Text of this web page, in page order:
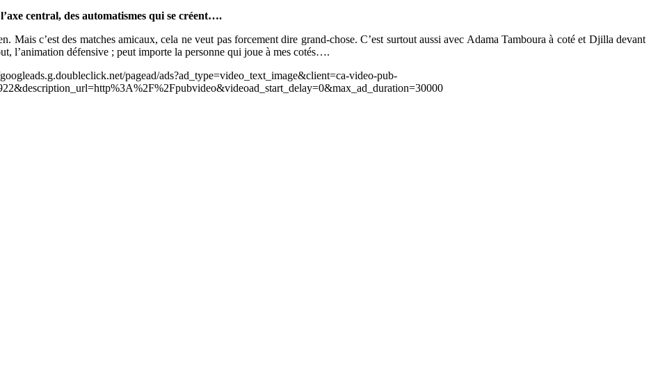
central, des automatismes qui se créent….
Mais c’est des matches amicaux, cela ne veut pas forcement dire grand-chose. C’est surtout aussi avec Adama Tamboura à coté et Djilla devant
l’animation défensive ; peut importe la personne qui joue à mes cotés….
pagead/ads?ad_type=video_text_image&client=ca-video-pub-